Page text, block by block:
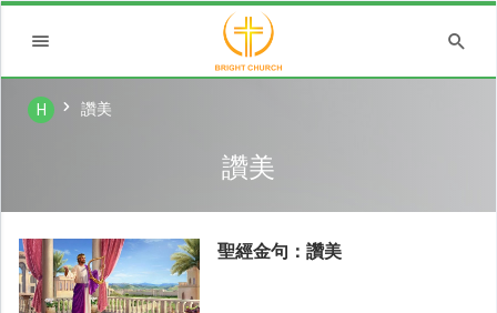
H 讚美
讚美
聖經金句：讚美